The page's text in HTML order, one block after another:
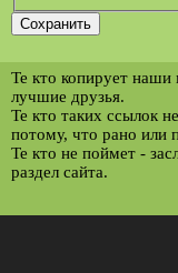
Те кто копирует
лучшие друзья.
Те кто таких ссылок
потому, что рано или
Те кто не поймет -
раздел сайта.